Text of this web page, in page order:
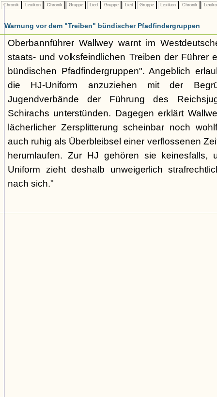
Chronik Lexikon Chronik Gruppe Lied Gruppe Lied Gruppe Lexikon Chronik
Warnung vor dem "Treiben" bündischer Pfadfindergruppen
Oberbannführer Wallwey warnt im
staats- und volksfeindlichen Treiben der Führer
bündischen Pfadfindergruppen". Angeblich
die HJ-Uniform anzuziehen mit der
Jugendverbände der Führung des
Schirachs unterstünden. Dagegen erklärt
lächerlicher Zersplitterung scheinbar noch
auch ruhig als Überbleibsel einer verflossenen
herumlaufen. Zur HJ gehören sie keinesfalls,
Uniform zieht deshalb unweigerlich
nach sich."